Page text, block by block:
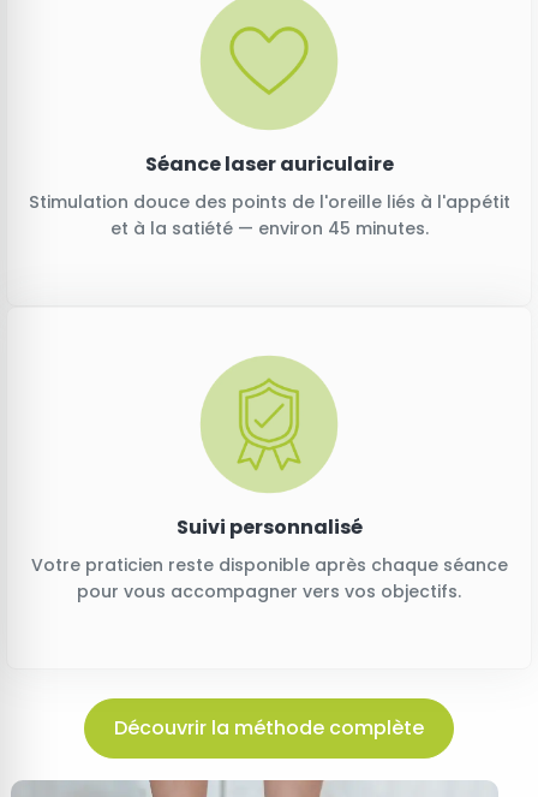
Séance laser auriculaire
Stimulation douce des points de l'oreille liés à l'appétit
et à la satiété — environ 45 minutes.
Suivi personnalisé
Votre praticien reste disponible après chaque séance
pour vous accompagner vers vos objectifs.
Découvrir la méthode complète